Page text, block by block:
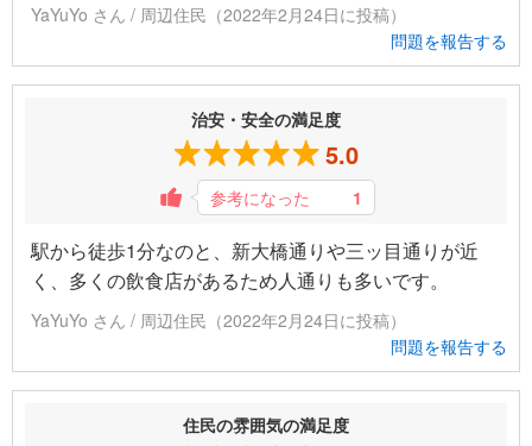
YaYuYo さん / 周辺住民（2022年2月24日に投稿）
問題を報告する
治安・安全の満足度
5.0
参考になった 1
駅から徒歩1分なのと、新大橋通りや三ッ目通りが近
く、多くの飲食店があるため人通りも多いです。
YaYuYo さん / 周辺住民（2022年2月24日に投稿）
問題を報告する
住民の雰囲気の満足度